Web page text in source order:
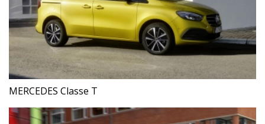
MERCEDES Classe T